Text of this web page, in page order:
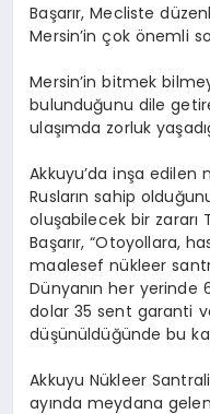
Başarır, Mecliste
Mersin’in çok önemli
Mersin’in bitmek
bulunduğunu dile
ulaşımda zorluk
Akkuyu’da inşa edilen
Rusların sahip
oluşabilecek bir zararı
Başarır, “Otoyollara,
maalesef nükleer
Dünyanın her yerinde
dolar 35 sent garanti
düşünüldüğünde bu
Akkuyu Nükleer
ayında meydana